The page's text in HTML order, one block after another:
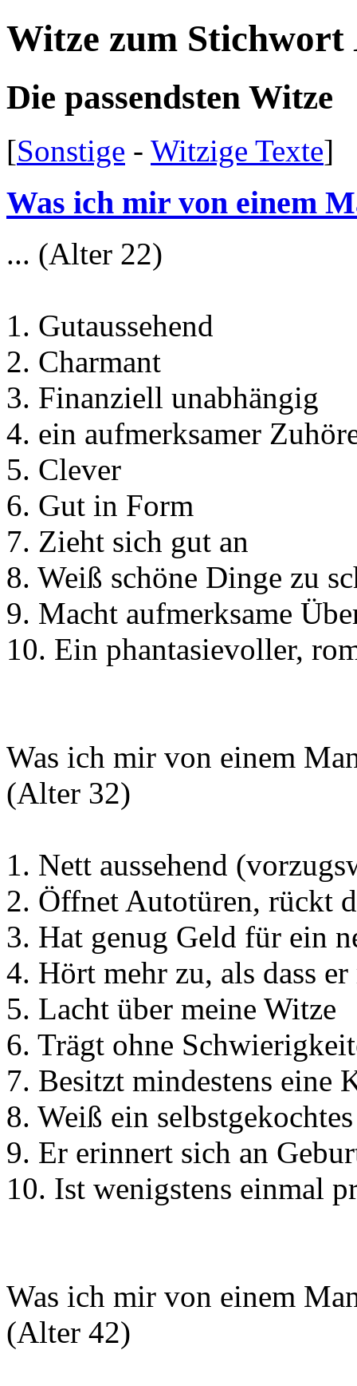
Witze zum Stichwort
Die passendsten Witze
[Sonstige - Witzige Texte]
Was ich mir von einem
... (Alter 22)
1. Gutaussehend
2. Charmant
3. Finanziell unabhängig
4. ein aufmerksamer
5. Clever
6. Gut in Form
7. Zieht sich gut an
8. Weiß schöne Dinge zu
9. Macht aufmerksame
10. Ein phantasievoller,
Was ich mir von einem
(Alter 32)
1. Nett aussehend
2. Öffnet Autotüren, rückt
3. Hat genug Geld für ein
4. Hört mehr zu, als dass er
5. Lacht über meine Witze
6. Trägt ohne
7. Besitzt mindestens eine
8. Weiß ein
9. Er erinnert sich an
10. Ist wenigstens einmal
Was ich mir von einem
(Alter 42)